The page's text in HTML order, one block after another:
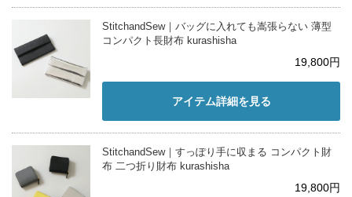
StitchandSew｜バッグに入れても嵩張らない 薄型
コンパクト長財布 kurashisha
19,800円
アイテム詳細を見る
StitchandSew｜すっぽり手に収まる コンパクト財
布 二つ折り財布 kurashisha
19,800円